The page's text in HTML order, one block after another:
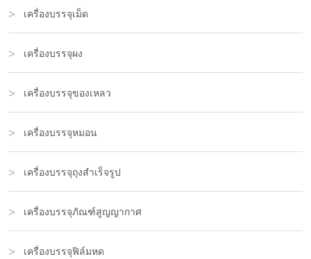
เครื่องบรรจุเม็ด
เครื่องบรรจุผง
เครื่องบรรจุของเหลว
เครื่องบรรจุหมอน
เครื่องบรรจุถุงสำเร็จรูป
เครื่องบรรจุภัณฑ์สูญญากาศ
เครื่องบรรจุฟิล์มหด